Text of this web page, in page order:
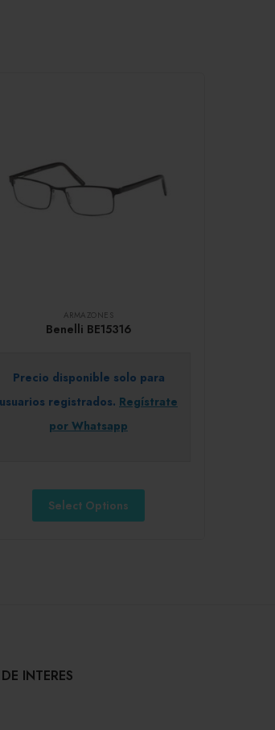
ARMAZONES
Benelli BE15316
Precio disponible solo para
usuarios registrados. Regístrate
por Whatsapp
Select Options
INTERES